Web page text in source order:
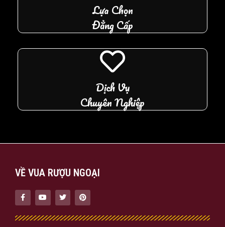
Lựa Chọn
Đẳng Cấp
Dịch Vụ
Chuyên Nghiệp
VỀ VUA RƯỢU NGOẠI